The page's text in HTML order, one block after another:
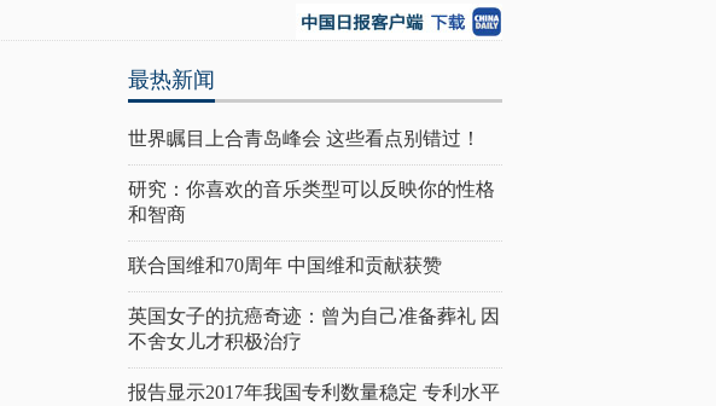
最热新闻
世界瞩目上合青岛峰会 这些看点别错过！
研究：你喜欢的音乐类型可以反映你的性格
和智商
联合国维和70周年 中国维和贡献获赞
英国女子的抗癌奇迹：曾为自己准备葬礼 因
不舍女儿才积极治疗
报告显示2017年我国专利数量稳定 专利水平